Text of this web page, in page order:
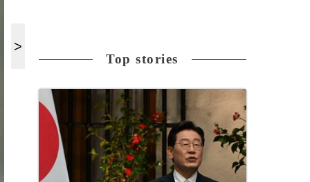
Top stories